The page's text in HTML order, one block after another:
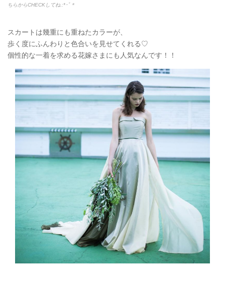
ちらからCHECKしてね.:*･ﾟ＊
スカートは幾重にも重ねたカラーが、
歩く度にふんわりと色合いを見せてくれる♡
個性的な一着を求める花嫁さまにも人気なんです！！